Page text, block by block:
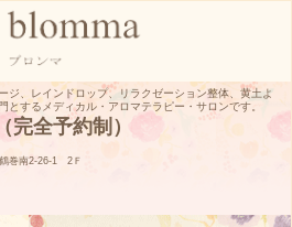
ジ、レインドロップ、リラクゼーション整体、黄土よ
とするメディカル・アロマテラピー・サロンです。
完全予約制）
巻南2-26-1 2Ｆ